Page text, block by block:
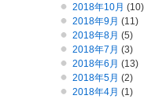
2018年10月 (10)
2018年9月 (11)
2018年8月 (5)
2018年7月 (3)
2018年6月 (13)
2018年5月 (2)
2018年4月 (1)